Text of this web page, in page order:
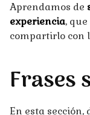
Aprendamos de
experiencia,
compartirlo con
Frases
En esta